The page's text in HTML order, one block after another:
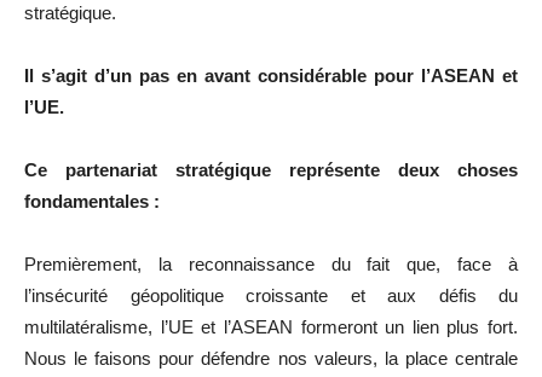
stratégique.
Il s’agit d’un pas en avant considérable pour l’ASEAN et
l’UE.
Ce partenariat stratégique représente deux choses
fondamentales :
Premièrement, la reconnaissance du fait que, face à
l’insécurité géopolitique croissante et aux défis du
multilatéralisme, l’UE et l’ASEAN formeront un lien plus fort.
Nous le faisons pour défendre nos valeurs, la place centrale